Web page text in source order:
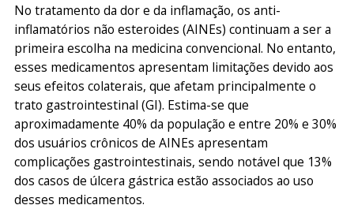
No tratamento da dor e da inflamação, os anti-
inflamatórios não esteroides (AINEs) continuam a ser a
primeira escolha na medicina convencional. No entanto,
esses medicamentos apresentam limitações devido aos
seus efeitos colaterais, que afetam principalmente o
trato gastrointestinal (GI). Estima-se que
aproximadamente 40% da população e entre 20% e 30%
dos usuários crônicos de AINEs apresentam
complicações gastrointestinais, sendo notável que 13%
dos casos de úlcera gástrica estão associados ao uso
desses medicamentos.